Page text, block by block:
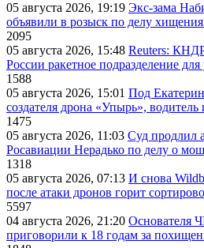
05 августа 2026, 19:19 Экс-зама
объявили в розыск по делу
2095
05 августа 2026, 15:48 Reuters:
России ракетное подразделение
1588
05 августа 2026, 15:01 Под
создателя дрона «Упырь», водитель
1475
05 августа 2026, 11:03 Суд продлил
Росавиации Нерадько по делу о
1318
05 августа 2026, 07:13 И снова
после атаки дронов горит
5597
04 августа 2026, 21:20 Основателя
приговорили к 18 годам за